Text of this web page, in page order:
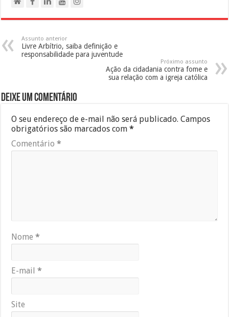
Assunto anterior
Livre Arbítrio, saiba definição e
responsabilidade para juventude
Próximo assunto
Ação da cidadania contra fome e
sua relação com a igreja católica
Deixe um comentário
O seu endereço de e-mail não será publicado. Campos
obrigatórios são marcados com*
Comentário*
Nome*
E-mail*
Site